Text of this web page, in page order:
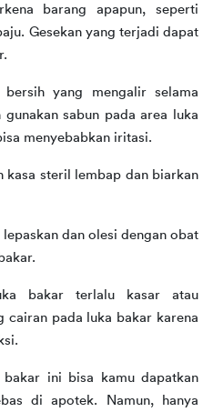
barang apapun, seperti
Gesekan yang terjadi dapat
yang mengalir selama
sabun pada area luka
menyebabkan iritasi.
kasa steril lembap dan biarkan
dan olesi dengan obat
bakar terlalu kasar atau
cairan pada luka bakar karena
ini bisa kamu dapatkan
di apotek. Namun, hanya